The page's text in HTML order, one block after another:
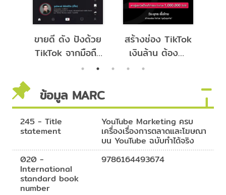
ขายดี ดัง ปังด้วย
TikTok จากมือถือ
เครื่องเดียว
สร้างช่อง TikTok
เงินล้าน ต้องทำ
ข้อมูล MARC
245 - Title
statement
YouTube Marketing ครบ
เครื่องเรื่องการตลาดและโฆษณา
บน YouTube ฉบับทำได้จริง
020 -
International
standard book
number
9786164493674